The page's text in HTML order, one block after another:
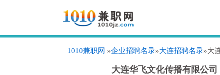
1010兼职网 »企业招聘名录»大连招聘名录»大
大连华飞文化传播有限公司